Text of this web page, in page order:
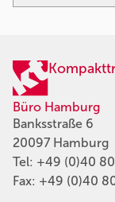
Büro Hamburg
Banksstraße 6
20097 Hamburg
Tel: +49 (0)40
Fax: +49 (0)40